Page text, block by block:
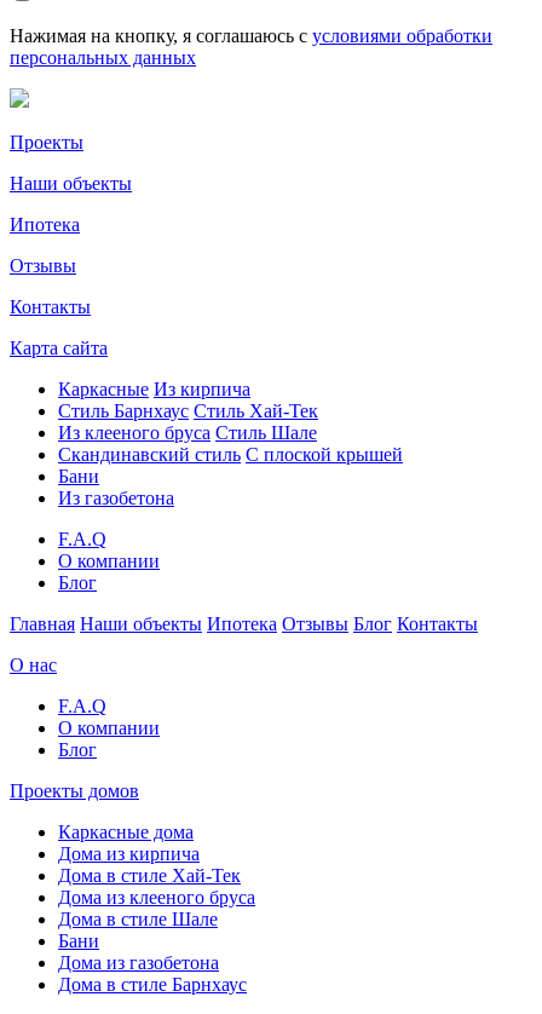
Нажимая на кнопку, я соглашаюсь с условиями обработки
персональных данных
Проекты
Наши объекты
Ипотека
Отзывы
Контакты
Карта сайта
Каркасные Из кирпича
Cтиль Барнхаус Стиль Хай-Тек
Из клееного бруса Стиль Шале
Скандинавский стиль С плоской крышей
Бани
Из газобетона
F.A.Q
О компании
Блог
Главная Наши объекты Ипотека Отзывы Блог Контакты
О нас
F.A.Q
О компании
Блог
Проекты домов
Каркасные дома
Дома из кирпича
Дома в стиле Хай-Тек
Дома из клееного бруса
Дома в стиле Шале
Бани
Дома из газобетона
Дома в стиле Барнхаус